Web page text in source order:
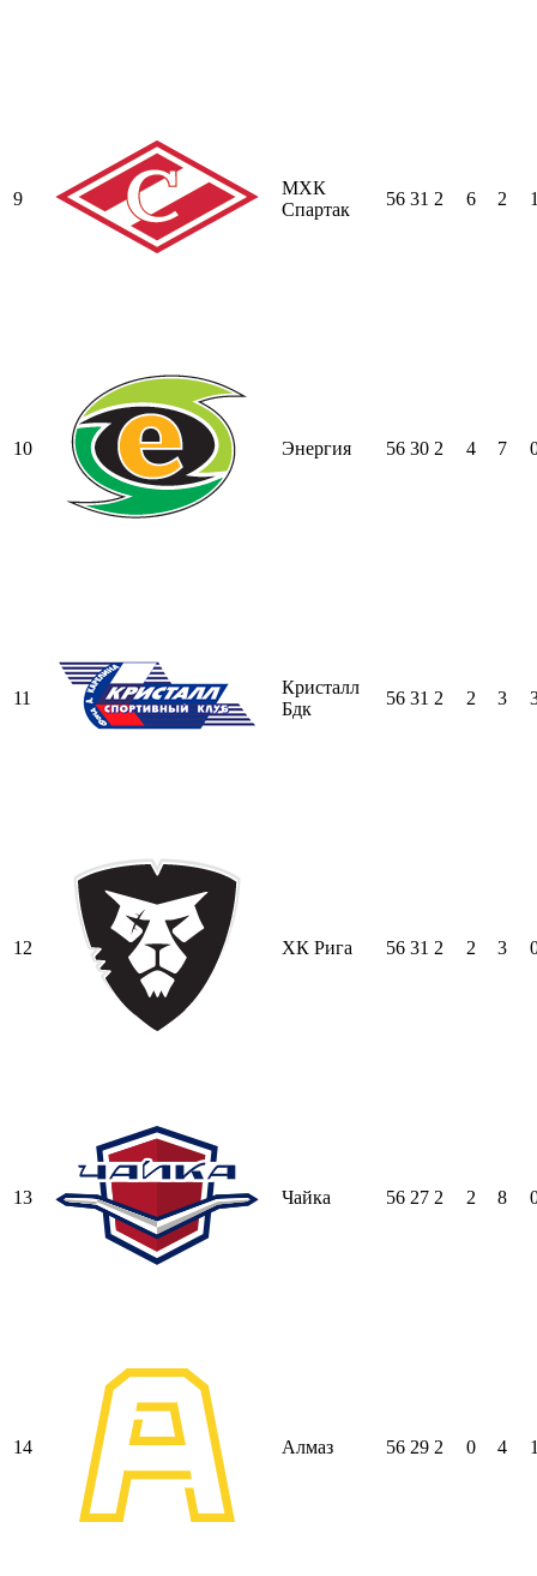
9
МХК
Спартак
56 31 2 6 2
10 Энергия 56 30 2 4 7
11
Кристалл
Бдк
56 31 2 2 3
12 ХК Рига 56 31 2 2 3
13 Чайка 56 27 2 2 8
14 Алмаз 56 29 2 0 4